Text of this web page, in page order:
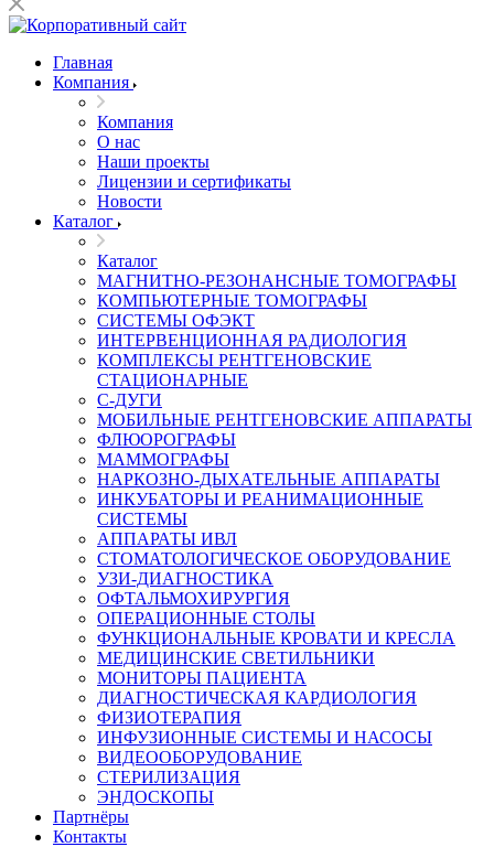
Главная
Компания
Компания
О нас
Наши проекты
Лицензии и сертификаты
Новости
Каталог
Каталог
МАГНИТНО-РЕЗОНАНСНЫЕ ТОМОГРАФЫ
КОМПЬЮТЕРНЫЕ ТОМОГРАФЫ
СИСТЕМЫ ОФЭКТ
ИНТЕРВЕНЦИОННАЯ РАДИОЛОГИЯ
КОМПЛЕКСЫ РЕНТГЕНОВСКИЕ
СТАЦИОНАРНЫЕ
С-ДУГИ
МОБИЛЬНЫЕ РЕНТГЕНОВСКИЕ АППАРАТЫ
ФЛЮОРОГРАФЫ
МАММОГРАФЫ
НАРКОЗНО-ДЫХАТЕЛЬНЫЕ АППАРАТЫ
ИНКУБАТОРЫ И РЕАНИМАЦИОННЫЕ
СИСТЕМЫ
АППАРАТЫ ИВЛ
СТОМАТОЛОГИЧЕСКОЕ ОБОРУДОВАНИЕ
УЗИ-ДИАГНОСТИКА
ОФТАЛЬМОХИРУРГИЯ
ОПЕРАЦИОННЫЕ СТОЛЫ
ФУНКЦИОНАЛЬНЫЕ КРОВАТИ И КРЕСЛА
МЕДИЦИНСКИЕ СВЕТИЛЬНИКИ
МОНИТОРЫ ПАЦИЕНТА
ДИАГНОСТИЧЕСКАЯ КАРДИОЛОГИЯ
ФИЗИОТЕРАПИЯ
ИНФУЗИОННЫЕ СИСТЕМЫ И НАСОСЫ
ВИДЕООБОРУДОВАНИЕ
СТЕРИЛИЗАЦИЯ
ЭНДОСКОПЫ
Партнёры
Контакты